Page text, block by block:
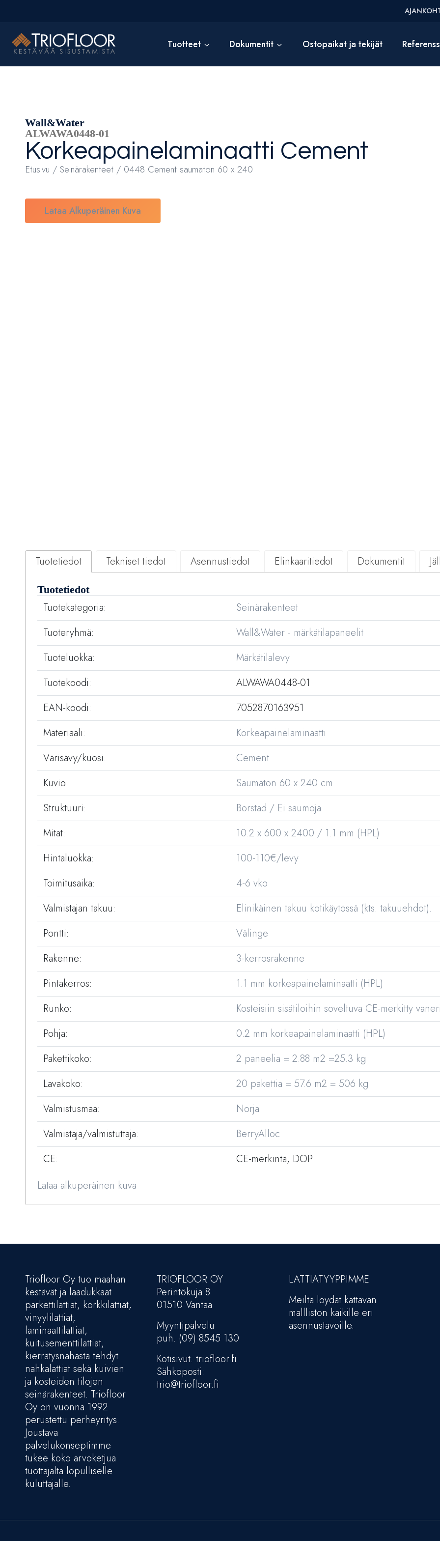
Tuotteet Dokumentit Ostopaikat ja tekijät
Wall&Water
ALWAWA0448-01
Korkeapainelaminaatti Cement
Etusivu / Seinärakenteet / 0448 Cement saumaton 60 x 240
Lataa Alkuperäinen Kuva
Tuotetiedot Tekniset tiedot Asennustiedot Elinkaaritiedot Dokumentit
Tuotetiedot
Tuotekategoria:
Seinärakenteet
Tuoteryhmä:
Wall&Water - märkätilapaneelit
Tuoteluokka:
Märkätilalevy
Tuotekoodi:
ALWAWA0448-01
EAN-koodi:
7052870163951
Materiaali:
Korkeapainelaminaatti
Värisävy/kuosi:
Cement
Kuvio:
Saumaton 60 x 240 cm
Struktuuri:
Borstad / Ei saumoja
Mitat:
10.2 x 600 x 2400 / 1.1 mm (HPL)
Hintaluokka:
100-110€/levy
Toimitusaika:
4-6 vko
Valmistajan takuu:
Elinikäinen takuu kotikäytössä (kts. takuuehdot).
Pontti:
Välinge
Rakenne:
3-kerrosrakenne
Pintakerros:
1.1 mm korkeapainelaminaatti (HPL)
Runko:
Kosteisiin sisätiloihin soveltuva CE-merkitty
Pohja:
0.2 mm korkeapainelaminaatti (HPL)
Pakettikoko:
2 paneelia = 2.88 m2 =25.3 kg
Lavakoko:
20 pakettia = 57.6 m2 = 506 kg
Valmistusmaa:
Norja
Valmistaja/valmistuttaja:
BerryAlloc
CE:
CE-merkintä, DOP
Lataa alkuperäinen kuva
Triofloor Oy tuo maahan
kestävät ja laadukkaat
parkettilattiat, korkkilattiat,
vinyylilattiat,
laminaattilattiat,
kuitusementtilattiat,
kierrätysnahasta tehdyt
nahkalattiat sekä kuivien
ja kosteiden tilojen
seinärakenteet. Triofloor
Oy on vuonna 1992
perustettu perheyritys.
Joustava
palvelukonseptimme
tukee koko arvoketjua
tuottajalta lopulliselle
kuluttajalle.
TRIOFLOOR OY
Perintökuja 8
01510 Vantaa
Myyntipalvelu
puh. (09) 8545 130
Kotisivut: triofloor.fi
Sähköposti:
trio@triofloor.fi
LATTIATYYPPIMME
Meiltä löydät kattavan
mallliston kaikille eri
asennustavoille.